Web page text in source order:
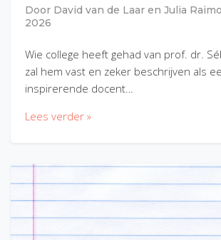
Door David van de Laar en Julia
2026
Wie college heeft gehad van prof. dr.
zal hem vast en zeker beschrijven als
inspirerende docent…
Lees verder »